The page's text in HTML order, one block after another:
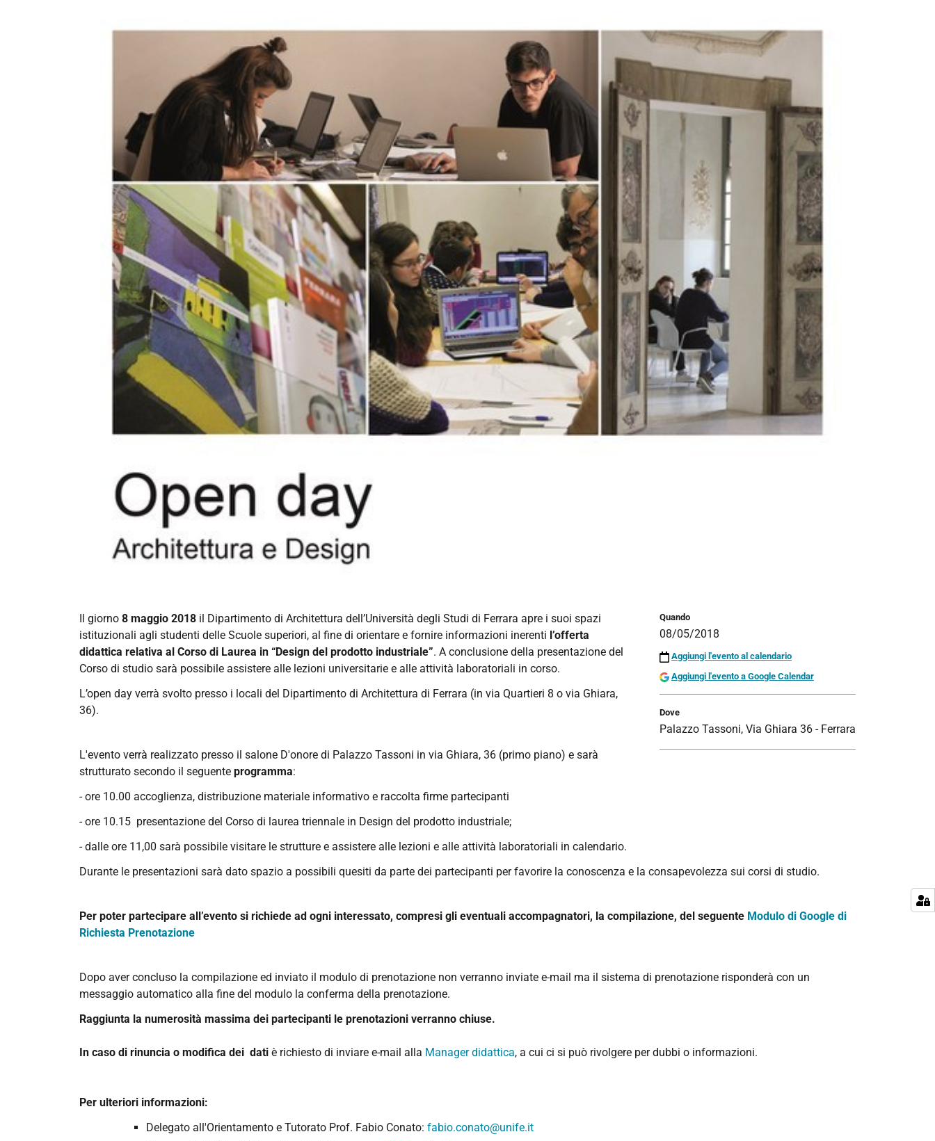
https://corsi.unife.it/it/design/eventi/2018/open-
day-
8-
maggio-
Open
maggio
2018
2018-
08T00:00:00+02:00
2018-
05-
08T23:59:59+02:00
Quando
08/05/2018
Aggiungi l'evento al calendario
Aggiungi l'evento a Google Calendar
Dove
Palazzo Tassoni, Via Ghiara 36 - Ferrara
Il giorno 8 maggio 2018 il Dipartimento di Architettura dell’Università degli Studi di Ferrara apre i suoi spazi
istituzionali agli studenti delle Scuole superiori, al fine di orientare e fornire informazioni inerenti l’offerta
didattica relativa al Corso di Laurea in “Design del prodotto industriale”. A conclusione della presentazione del
Corso di studio sarà possibile assistere alle lezioni universitarie e alle attività laboratoriali in corso.
L’open day verrà svolto presso i locali del Dipartimento di Architettura di Ferrara (in via Quartieri 8 o via Ghiara,
36).
L'evento verrà realizzato presso il salone D'onore di Palazzo Tassoni in via Ghiara, 36 (primo piano) e sarà
strutturato secondo il seguente programma:
- ore 10.00 accoglienza, distribuzione materiale informativo e raccolta firme partecipanti
- ore 10.15 presentazione del Corso di laurea triennale in Design del prodotto industriale;
- dalle ore 11,00 sarà possibile visitare le strutture e assistere alle lezioni e alle attività laboratoriali in calendario.
Durante le presentazioni sarà dato spazio a possibili quesiti da parte dei partecipanti per favorire la conoscenza e la consapevolezza sui corsi di studio.
Per poter partecipare all’evento si richiede ad ogni interessato, compresi gli eventuali accompagnatori, la compilazione, del seguente Modulo di Google di
Richiesta Prenotazione
Dopo aver concluso la compilazione ed inviato il modulo di prenotazione non verranno inviate e-mail ma il sistema di prenotazione risponderà con un
messaggio automatico alla fine del modulo la conferma della prenotazione.
Raggiunta la numerosità massima dei partecipanti le prenotazioni verranno chiuse.
In caso di rinuncia o modifica dei dati è richiesto di inviare e-mail alla Manager didattica, a cui ci si può rivolgere per dubbi o informazioni.
Per ulteriori informazioni:
Delegato all'Orientamento e Tutorato Prof. Fabio Conato: fabio.conato@unife.it